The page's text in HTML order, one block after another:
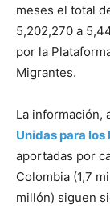
meses el total
5,202,270 a
por la
Migrantes.
La información,
Unidas para
aportadas por
Colombia (1,7
millón) siguen